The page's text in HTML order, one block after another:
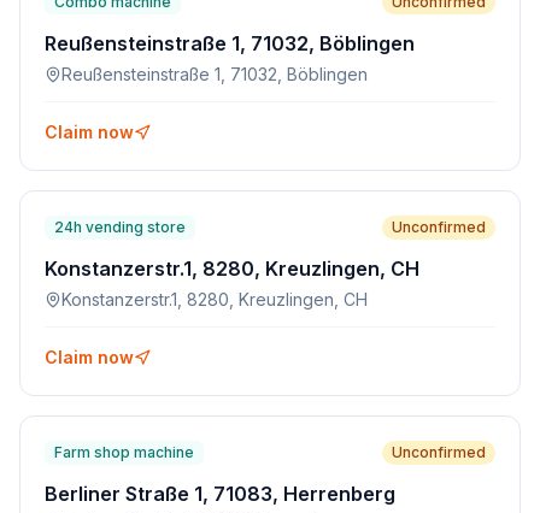
Reußensteinstraße 1, 71032, Böblingen
Reußensteinstraße 1, 71032, Böblingen
Claim now
24h vending store Unconfirmed
Konstanzerstr.1, 8280, Kreuzlingen, CH
Konstanzerstr.1, 8280, Kreuzlingen, CH
Claim now
Farm shop machine Unconfirmed
Berliner Straße 1, 71083, Herrenberg